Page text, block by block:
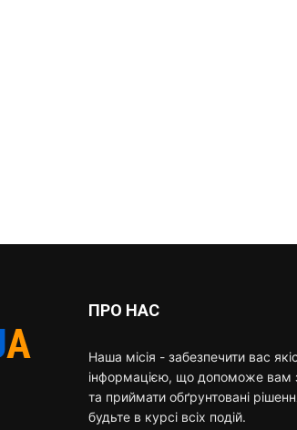
ПРО НАС
Наша місія - забезпечити вас
інформацією, що допоможе вам
та приймати обґрунтовані
будьте в курсі всіх подій.